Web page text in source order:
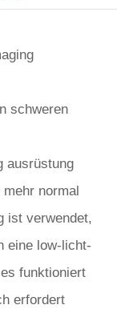
schweren
ausrüstung
normal
ist verwendet,
eine low-licht-
funktioniert
erfordert